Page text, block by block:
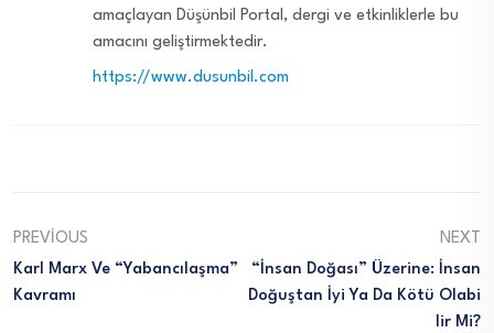
amaçlayan Düşünbil Portal, dergi ve etkinliklerle bu
amacını geliştirmektedir.
https://www.dusunbil.com
PREVIOUS
Karl Marx Ve “Yabancılaşma”
Kavramı
NEXT
“İnsan Doğası” Üzerine: İnsan
Doğuştan İyi Ya Da Kötü Olabi
Lir Mi?